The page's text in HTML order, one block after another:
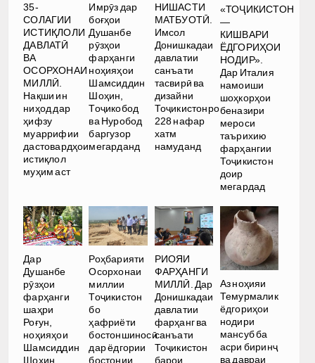
35-
СОЛАГИИ
ИСТИҚЛОЛИ
ДАВЛАТӢ
ВА
ОСОРХОНАИ
МИЛЛӢ.
Нақши ин
ниҳод дар
ҳифзу
муаррифии
дастовардҳои
истиқлол
муҳим аст
Имрӯз дар
боғҳои
Душанбе
рӯзҳои
фарҳанги
ноҳияҳои
Шамсиддин
Шоҳин,
Тоҷикобод
ва Нуробод
баргузор
мегарданд
НИШАСТИ
МАТБУОТӢ.
Имсол
Донишкадаи
давлатии
санъати
тасвирӣ ва
дизайни
Тоҷикистонро
228 нафар
хатм
намуданд
«ТОҶИКИСТОН
—
КИШВАРИ
ЁДГОРИҲОИ
НОДИР».
Дар Италия
намоиши
шоҳкорҳои
беназири
мероси
таърихию
фарҳангии
Тоҷикистон
доир
мегардад
Дар
Душанбе
рӯзҳои
фарҳанги
шаҳри
Роғун,
ноҳияҳои
Шамсиддин
Шоҳин,
Роҳбарияти
Осорхонаи
миллии
Тоҷикистон
бо
ҳафриёти
бостоншиносӣ
дар ёдгории
бостонии
РИОЯИ
ФАРҲАНГИ
МИЛЛӢ. Дар
Донишкадаи
давлатии
фарҳанг ва
санъати
Тоҷикистон
барои
Аз ноҳияи
Темурмалик
ёдгориҳои
нодири
мансуб ба
асри биринҷ
ва давраи